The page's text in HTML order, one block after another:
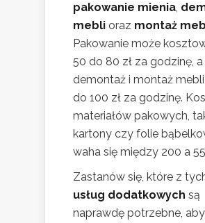
pakowanie mienia
mebli oraz montaż
Pakowanie może
50 do 80 zł za godzinę, a
demontaż i montaż
do 100 zł za godzinę.
materiałów pakowych,
kartony czy folie
waha się między 200 a
Zastanów się, które z
usług dodatkowych są
naprawdę potrzebne, aby